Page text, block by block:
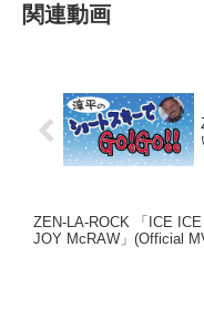
関連動画
ZEN-LA-ROCK 「ICE
JOY McRAW」(Official